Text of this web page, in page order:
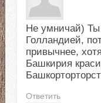
Не умничай)
Голландией,
привычнее,
Башкирия
Ответить